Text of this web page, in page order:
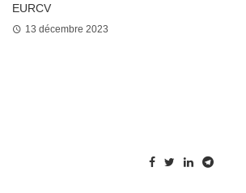
EURCV
13 décembre 2023